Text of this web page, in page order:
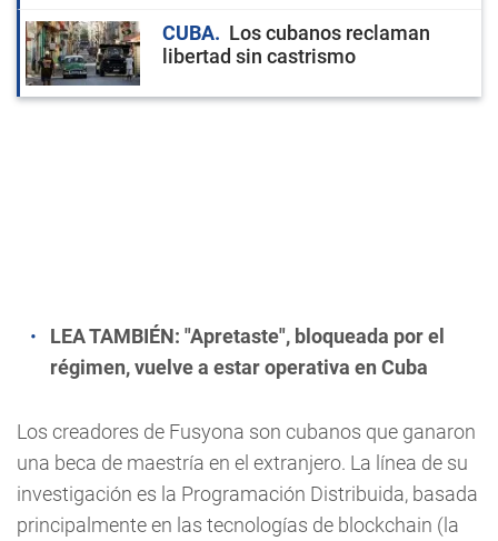
CUBA
Los cubanos reclaman
libertad sin castrismo
LEA TAMBIÉN: "Apretaste", bloqueada por el
régimen, vuelve a estar operativa en Cuba
Los creadores de Fusyona son cubanos que ganaron
una beca de maestría en el extranjero. La línea de su
investigación es la Programación Distribuida, basada
principalmente en las tecnologías de blockchain (la